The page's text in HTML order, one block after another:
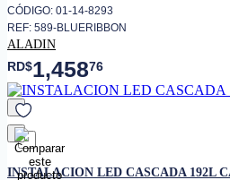
CÓDIGO: 01-14-8293
REF: 589-BLUERIBBON
ALADIN
RD$1,45876
favorito
INSTALACION LED CASCADA 192L